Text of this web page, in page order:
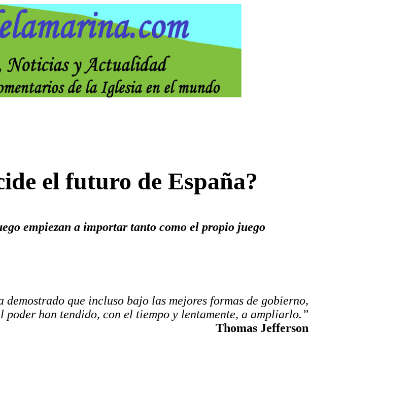
el futuro de España?
empiezan a importar tanto como el propio juego
demostrado que incluso bajo las mejores formas de gobierno,
poder han tendido, con el tiempo y lentamente, a ampliarlo.”
Thomas Jefferson